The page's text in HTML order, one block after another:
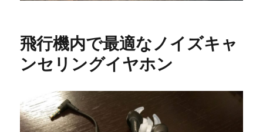
飛行機内で最適なノイズキャ
ンセリングイヤホン